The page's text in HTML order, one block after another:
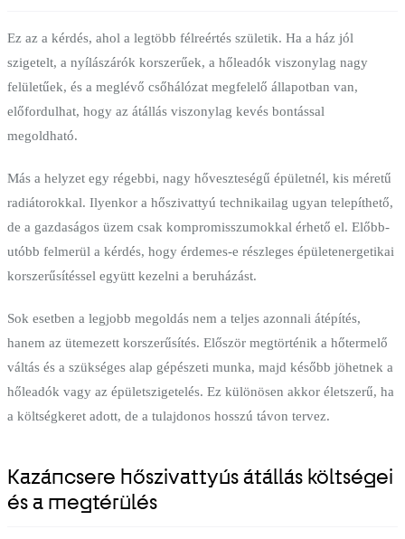
Ez az a kérdés, ahol a legtöbb félreértés születik. Ha a ház jól
szigetelt, a nyílászárók korszerűek, a hőleadók viszonylag nagy
felületűek, és a meglévő csőhálózat megfelelő állapotban van,
előfordulhat, hogy az átállás viszonylag kevés bontással
megoldható.
Más a helyzet egy régebbi, nagy hőveszteségű épületnél, kis méretű
radiátorokkal. Ilyenkor a hőszivattyú technikailag ugyan telepíthető,
de a gazdaságos üzem csak kompromisszumokkal érhető el. Előbb-
utóbb felmerül a kérdés, hogy érdemes-e részleges épületenergetikai
korszerűsítéssel együtt kezelni a beruházást.
Sok esetben a legjobb megoldás nem a teljes azonnali átépítés,
hanem az ütemezett korszerűsítés. Először megtörténik a hőtermelő
váltás és a szükséges alap gépészeti munka, majd később jöhetnek a
hőleadók vagy az épületszigetelés. Ez különösen akkor életszerű, ha
a költségkeret adott, de a tulajdonos hosszú távon tervez.
Kazáncsere hőszivattyús átállás költségei
és a megtérülés